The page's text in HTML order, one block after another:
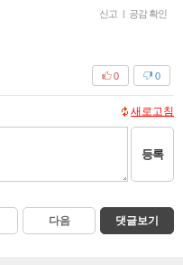
신고 | 공감 확인
0
0
새로고침
등록
다음 댓글보기